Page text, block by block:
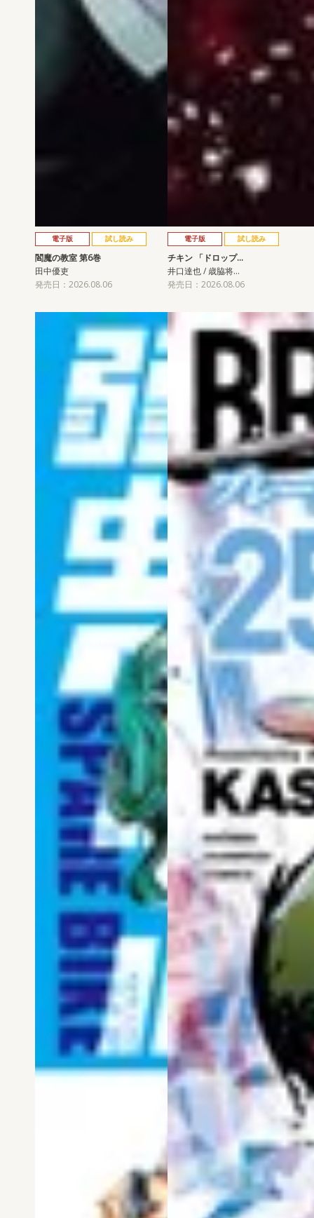
電子版 試し読み
閻魔の教室 第6巻
田中優吏
発売日：2026.08.06
電子版 試し読み
チキン 「ドロップ…
井口達也 / 歳脇将…
発売日：2026.08.06